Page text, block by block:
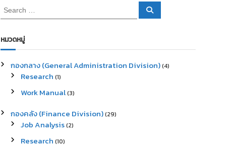
S
e
r
c
f
S
หมวดหมู่
กองกลาง (General Administration Division)(4)
Research (1)
Work Manual(3)
กองคลัง (Finance Division)(29)
Job Analysis(2)
Research (10)